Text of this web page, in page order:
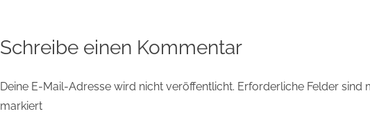
Schreibe einen Kommentar
Deine E-Mail-Adresse wird nicht veröffentlicht. Erforderliche Felder sind
markiert